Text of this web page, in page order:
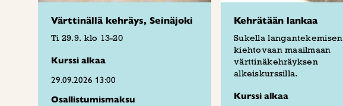
Värttinällä kehräys, Seinäjoki
Ti 29.9. klo 13-20
Kurssi alkaa
29.09.2026 13:00
Osallistumismaksu
Kehrätään lankaa
Sukella langantekemisen
kiehtovaan maailmaan
värttinäkehräyksen
alkeiskurssilla.
Kurssi alkaa